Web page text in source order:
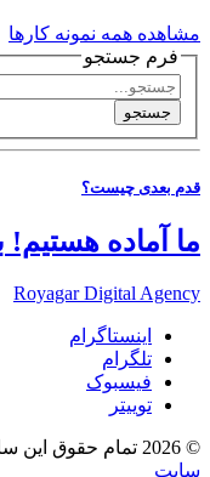
مشاهده همه نمونه کارها
فرم جستجو
جستجو
قدم بعدی چیست؟
ما آماده هستیم!
Royagar Digital Agency
اینستاگرام
تلگرام
فیسبوک
توییتر
© 2026 تمام حقوق این سایت برای رویاگر محفوظ است.
سایت